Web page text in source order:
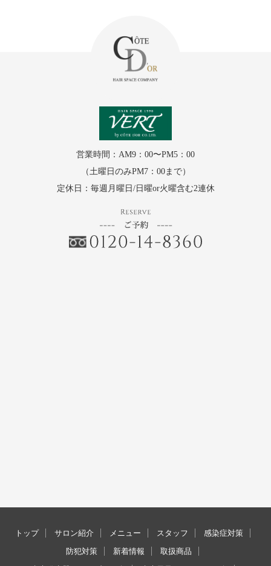
営業時間：AM9：00〜PM5：00
（土曜日のみPM7：00まで）
定休日：毎週月曜日/日曜or火曜含む2連休
トップ サロン紹介 メニュー スタッフ
感染症対策
防犯対策
新着情報
取扱商品